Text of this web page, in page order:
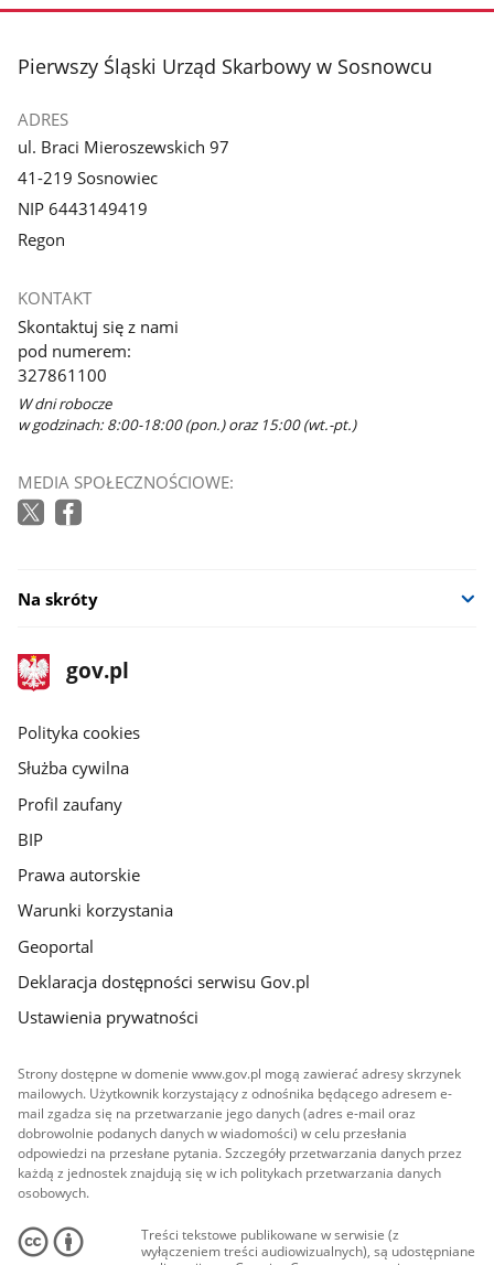
stopka
Pierwszy Śląski Urząd Skarbowy w Sosnowcu
ADRES
ul. Braci Mieroszewskich 97
41-219 Sosnowiec
NIP 6443149419
Regon
KONTAKT
Skontaktuj się z nami
pod numerem:
327861100
W dni robocze
w godzinach: 8:00-18:00 (pon.) oraz 15:00 (wt.-pt.)
MEDIA SPOŁECZNOŚCIOWE:
Na skróty
stopka
gov.pl
Strona
gov.pl
gov.pl
Polityka cookies
Służba cywilna
Profil zaufany
BIP
Prawa autorskie
Warunki korzystania
Geoportal
Deklaracja dostępności serwisu Gov.pl
Ustawienia prywatności
Strony dostępne w domenie www.gov.pl mogą zawierać adresy skrzynek
mailowych. Użytkownik korzystający z odnośnika będącego adresem e-
mail zgadza się na przetwarzanie jego danych (adres e-mail oraz
dobrowolnie podanych danych w wiadomości) w celu przesłania
odpowiedzi na przesłane pytania. Szczegóły przetwarzania danych przez
każdą z jednostek znajdują się w ich politykach przetwarzania danych
osobowych.
Treści tekstowe publikowane w serwisie (z
wyłączeniem treści audiowizualnych), są udostępniane